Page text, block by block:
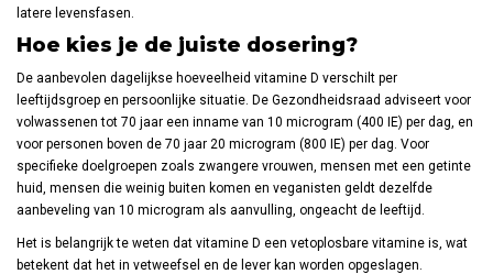
latere levensfasen.
Hoe kies je de juiste dosering?
De aanbevolen dagelijkse hoeveelheid vitamine D verschilt per
leeftijdsgroep en persoonlijke situatie. De Gezondheidsraad adviseert voor
volwassenen tot 70 jaar een inname van 10 microgram (400 IE) per dag, en
voor personen boven de 70 jaar 20 microgram (800 IE) per dag. Voor
specifieke doelgroepen zoals zwangere vrouwen, mensen met een getinte
huid, mensen die weinig buiten komen en veganisten geldt dezelfde
aanbeveling van 10 microgram als aanvulling, ongeacht de leeftijd.
Het is belangrijk te weten dat vitamine D een vetoplosbare vitamine is, wat
betekent dat het in vetweefsel en de lever kan worden opgeslagen.